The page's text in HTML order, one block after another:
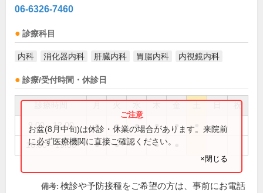
06-6326-7460
診療科目
内科 消化器内科 肝臓内科 胃腸内科 内視鏡内科
診療/受付時間・休診日
祝
9:00～12:00 ● ● ● ● ●
16:00～19:00 ● ● ●
お盆(8月中旬)は休診・休業の場合があります。来院前
に必ず医療機関に直接ご確認ください。
×閉じる
備考: 検診や予防接種をご希望の方は、事前にお電話